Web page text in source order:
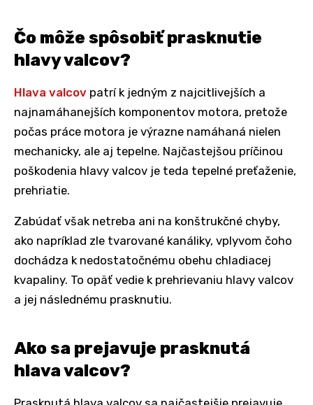
Čo môže spôsobiť prasknutie
hlavy valcov?
Hlava valcov patrí k jedným z najcitlivejších a
najnamáhanejších komponentov motora, pretože
počas práce motora je výrazne namáhaná nielen
mechanicky, ale aj tepelne. Najčastejšou príčinou
poškodenia hlavy valcov je teda tepelné preťaženie,
prehriatie.
Zabúdať však netreba ani na konštrukčné chyby,
ako napríklad zle tvarované kanáliky, vplyvom čoho
dochádza k nedostatočnému obehu chladiacej
kvapaliny. To opäť vedie k prehrievaniu hlavy valcov
a jej následnému prasknutiu.
Ako sa prejavuje prasknutá
hlava valcov?